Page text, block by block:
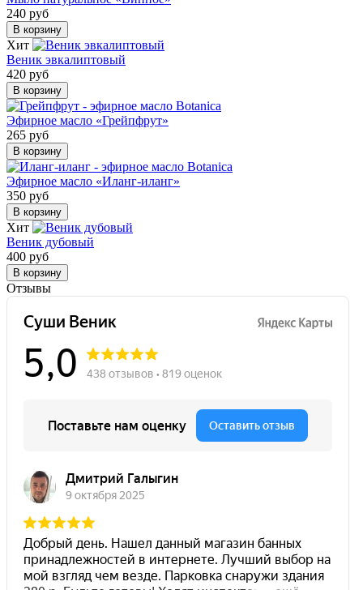
240 руб
В корзину
Хит
Веник эвкалиптовый
420 руб
В корзину
Эфирное масло «Грейпфрут»
265 руб
В корзину
Эфирное масло «Иланг-иланг»
350 руб
В корзину
Хит
Веник дубовый
400 руб
В корзину
Отзывы